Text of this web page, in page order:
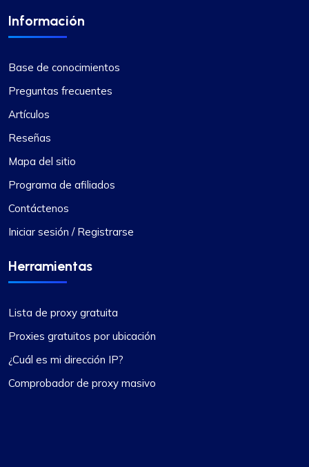
servidores, lo cual es excelente para mis
necesidades. Su soporte técnico siempre
Información
Base de conocimientos
Preguntas frecuentes
Artículos
Reseñas
Mapa del sitio
Programa de afiliados
Contáctenos
Iniciar sesión / Registrarse
Herramientas
Lista de proxy gratuita
Proxies gratuitos por ubicación
¿Cuál es mi dirección IP?
Comprobador de proxy masivo